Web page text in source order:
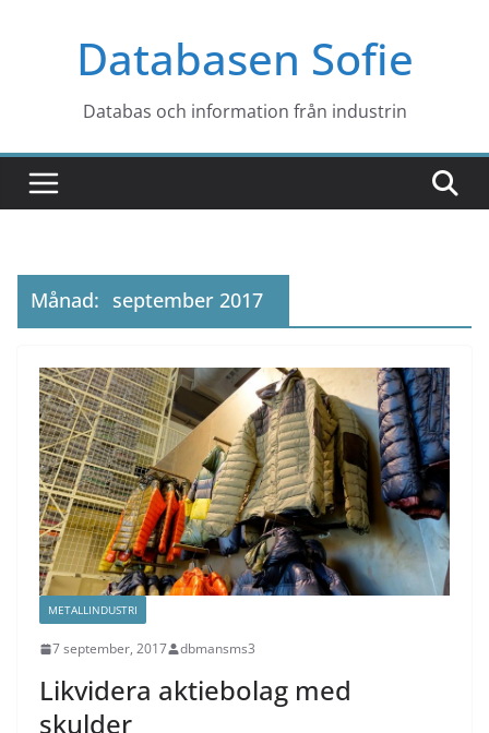
Databasen Sofie
Databas och information från industrin
Månad: september 2017
METALLINDUSTRI
7 september, 2017 dbmansms3
Likvidera aktiebolag med
skulder